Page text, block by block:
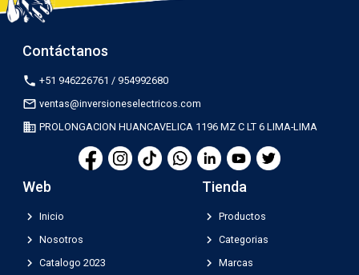
Contáctanos
phone +51 946226761 / 954992680
mail_outline ventas@inversioneselectricos.com
business PROLONGACION HUANCAVELICA 1196 MZ C LT 6 LIMA-LIMA
Web
chevron_right Inicio
chevron_right Nosotros
chevron_right Catalogo 2023
Tienda
chevron_right Productos
chevron_right Categorias
chevron_right Marcas